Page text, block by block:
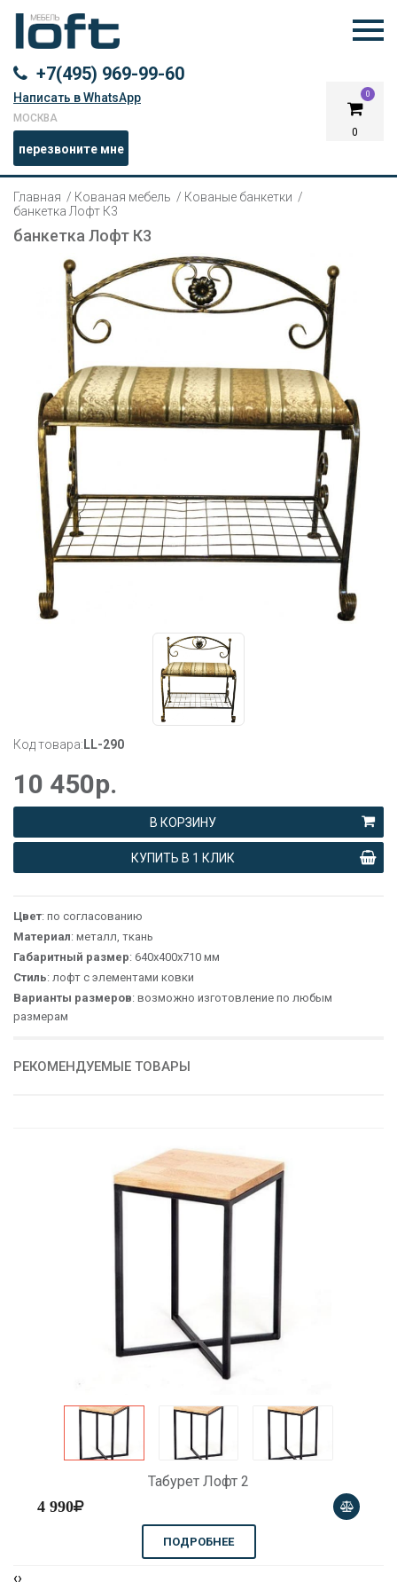
0
0
+7(495) 969-99-60
Написать в WhatsApp
МОСКВА
перезвоните мне
Главная Кованая мебель
Кованые банкетки
банкетка Лофт К3
банкетка Лофт К3
Код товара:LL-290
10 450р.
В КОРЗИНУ
КУПИТЬ В 1 КЛИК
Цвет: по согласованию
Материал: металл, ткань
Габаритный размер: 640х400х710 мм
Стиль: лофт с элементами ковки
Варианты размеров: возможно изготовление по любым
размерам
РЕКОМЕНДУЕМЫЕ ТОВАРЫ
Табурет Лофт 2
4 990
ПОДРОБНЕЕ
‹›